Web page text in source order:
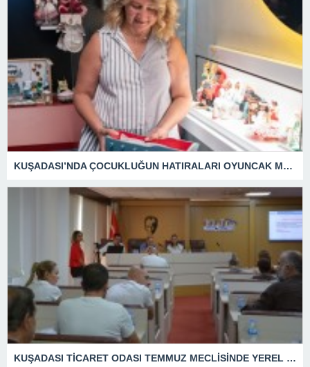
KUŞADASI’NDA ÇOCUKLUĞUN HATIRALARI OYUNCAK MÜZESİNDE HAYAT BULACAK
KUŞADASI TİCARET ODASI TEMMUZ MECLİSİNDE YEREL İŞLETMELERE ANLAMLI DESTEK